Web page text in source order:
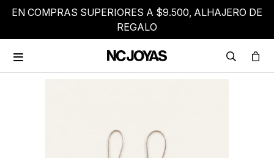
EN COMPRAS SUPERIORES A $9.500, ALHAJERO DE
REGALO
